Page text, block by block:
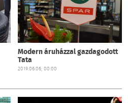
Modern áruházzal gazdagodott
Tata
2019.06.06, 00:00